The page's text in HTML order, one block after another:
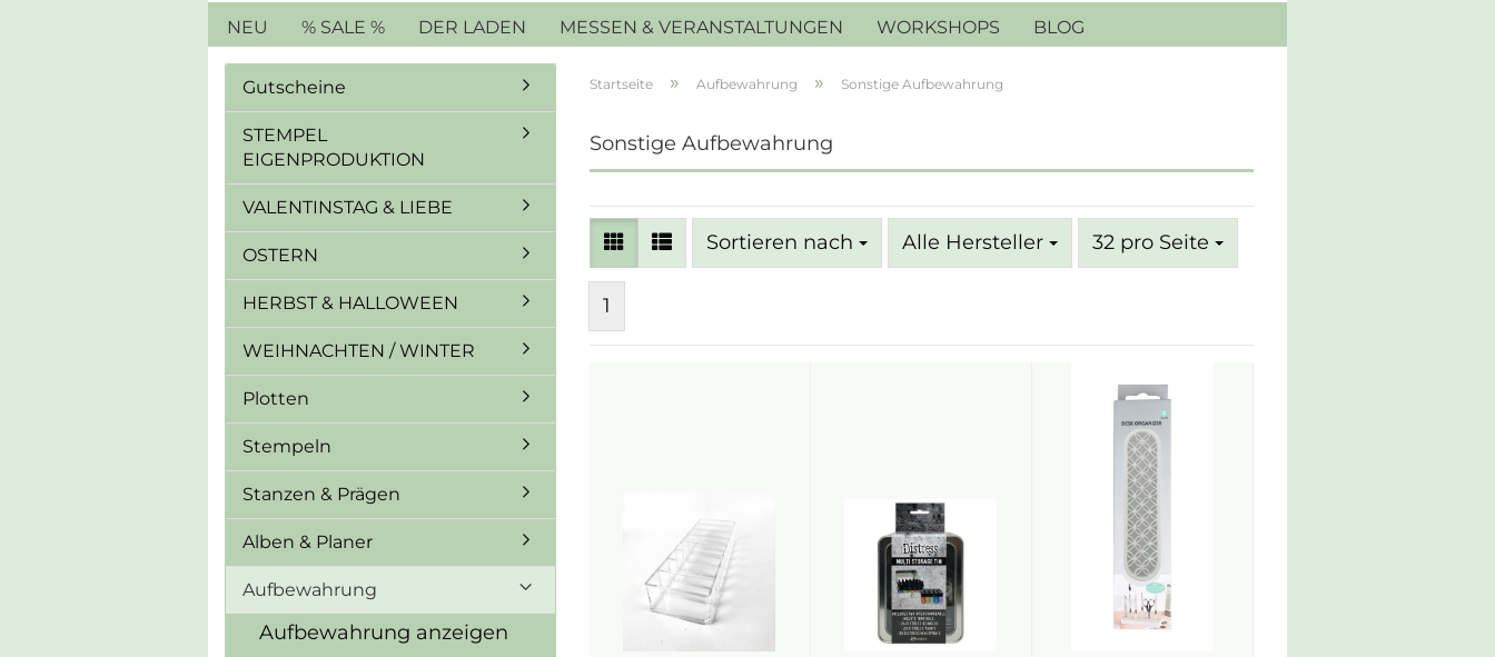
NEU % SALE % DER LADEN MESSEN & VERANSTALTUNGEN WORKSHOPS BLOG
Startseite » Aufbewahrung » Sonstige Aufbewahrung
Sonstige Aufbewahrung
Sortieren nach
Sortieren nach Alle Hersteller 32 pro Seite
pro Seite
1
Gutscheine
STEMPEL
EIGENPRODUKTION
VALENTINSTAG & LIEBE
OSTERN
HERBST & HALLOWEEN
WEIHNACHTEN / WINTER
Plotten
Stempeln
Stanzen & Prägen
Alben & Planer
Aufbewahrung
Aufbewahrung anzeigen